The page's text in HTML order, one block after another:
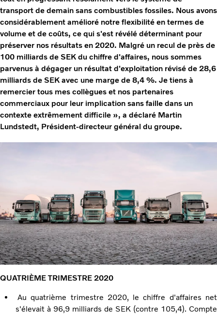
transport de demain sans combustibles fossiles. Nous avons
considérablement amélioré notre flexibilité en termes de
volume et de coûts, ce qui s'est révélé déterminant pour
préserver nos résultats en 2020. Malgré un recul de près de
100 milliards de SEK du chiffre d'affaires, nous sommes
parvenus à dégager un résultat d'exploitation révisé de 28,6
milliards de SEK avec une marge de 8,4 %. Je tiens à
remercier tous mes collègues et nos partenaires
commerciaux pour leur implication sans faille dans un
contexte extrêmement difficile », a déclaré Martin
Lundstedt, Président-directeur général du groupe.
QUATRIÈME TRIMESTRE 2020
Au quatrième trimestre 2020, le chiffre d'affaires net
s'élevait à 96,9 milliards de SEK (contre 105,4). Compte